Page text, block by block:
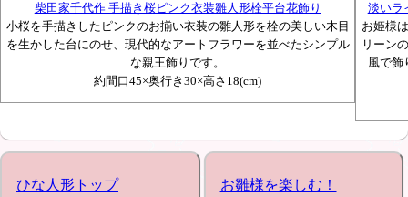
柴田家千代作 手描き桜ピンク衣装雛人形栓平台花飾り
小桜を手描きしたピンクのお揃い衣装の雛人形を栓の美しい木目
を生かした台にのせ、現代的なアートフラワーを並べたシンプル
な親王飾りです。
約間口45×奥行き30×高さ18(cm)
淡いラ
お姫様
リーン
風で飾
ひな人形トップ お雛様を楽しむ！